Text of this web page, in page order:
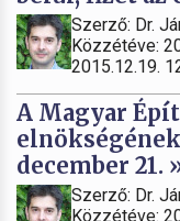
Szerző: Dr.
Közzétéve:
2015.12.19.
A Magyar
december 21.
Szerző: Dr.
Közzétéve: